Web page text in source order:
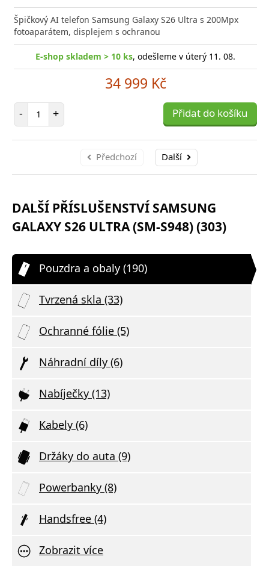
Špičkový AI telefon Samsung Galaxy S26 Ultra s 200Mpx
fotoaparátem, displejem s ochranou
E-shop skladem > 10 ks, odešleme v úterý 11. 08.
34 999 Kč
- Počet položek
+ Přidat do košíku
Předchozí Další
DALŠÍ PŘÍSLUŠENSTVÍ SAMSUNG
GALAXY S26 ULTRA (SM-S948) (303)
Pouzdra a obaly (190)
Tvrzená skla (33)
Ochranné fólie (5)
Náhradní díly (6)
Nabíječky (13)
Kabely (6)
Držáky do auta (9)
Powerbanky (8)
Handsfree (4)
Zobrazit více